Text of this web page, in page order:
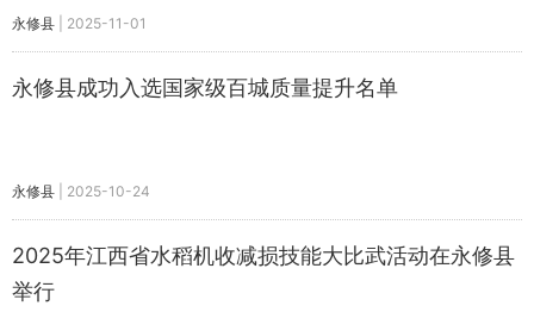
永修县 2025-11-01
永修县成功入选国家级百城质量提升名单
永修县 2025-10-24
2025年江西省水稻机收减损技能大比武活动在永修县
举行